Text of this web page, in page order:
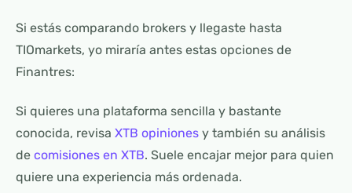
Si estás comparando brokers y llegaste hasta
TIOmarkets, yo miraría antes estas opciones de
Finantres:
Si quieres una plataforma sencilla y bastante
conocida, revisa XTB opiniones y también su análisis
de comisiones en XTB. Suele encajar mejor para quien
quiere una experiencia más ordenada.